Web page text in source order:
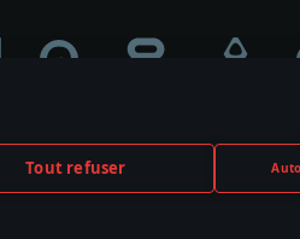
Tout refuser
du jeu, le sponsoring ou à
owners.